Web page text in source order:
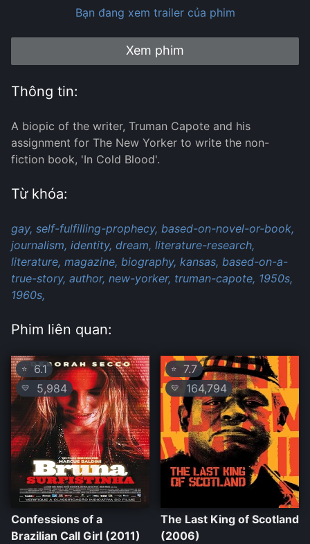
Bạn đang xem trailer của phim
Xem phim
Thông tin:
A biopic of the writer, Truman Capote and his
assignment for The New Yorker to write the non-
fiction book, 'In Cold Blood'.
Từ khóa:
gay, self-fulfilling-prophecy, based-on-novel-or-book,
journalism, identity, dream, literature-research,
literature, magazine, biography, kansas, based-on-a-
true-story, author, new-yorker, truman-capote, 1950s,
1960s,
Phim liên quan:
⭐ 6.1
💛 5,984
Confessions of a
Brazilian Call Girl (2011)
⭐ 7.7
💛 164,794
The Last King of Scotland
(2006)